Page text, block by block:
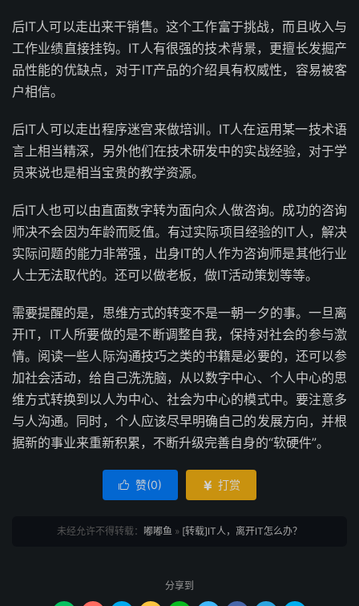
后IT人可以走出来干销售。这个工作富于挑战，而且收入与
工作业绩直接挂钩。IT人有很强的技术背景，更擅长发掘产
品性能的优缺点，对于IT产品的介绍具有权威性，容易被客
户相信。
后IT人可以走出程序迷宫来做培训。IT人在运用某一技术语
言上相当精深，另外他们在技术研发中的实战经验，对于学
员来说也是相当宝贵的教学资源。
后IT人也可以由直面数字转为面向众人做咨询。成功的咨询
师决不会因为年龄而贬值。有过实际项目经验的IT人，解决
实际问题的能力非常强，出身IT的人作为咨询师是其他行业
人士无法取代的。还可以做老板，做IT活动策划等等。
需要提醒的是，思维方式的转变不是一朝一夕的事。一旦离
开IT，IT人所要做的是不断调整自我，保持对社会的参与激
情。阅读一些人际沟通技巧之类的书籍是必要的，还可以参
加社会活动，给自己洗洗脑，从以数字中心、个人中心的思
维方式转换到以人为中心、社会为中心的模式中。要注意多
与人沟通。同时，个人应该尽早明确自己的发展方向，并根
据新的事业来重新积累，不断升级完善自身的“软硬件”。
 赞(0)  打赏
未经允许不得转载： 嘟嘟鱼 » [转载]IT人，离开IT怎么办？
分享到